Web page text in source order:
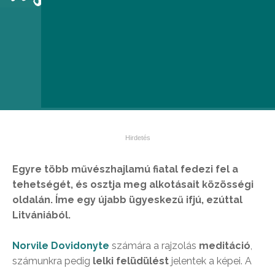
Egyre több művészhajlamú fiatal fedezi fel a
tehetségét, és osztja meg alkotásait közösségi
oldalán. Íme egy újabb ügyeskezű ifjú, ezúttal
Litvániából.
Norvile Dovidonyte számára a rajzolás meditáció,
számunkra pedig lelki felüdülést jelentek a képei. A